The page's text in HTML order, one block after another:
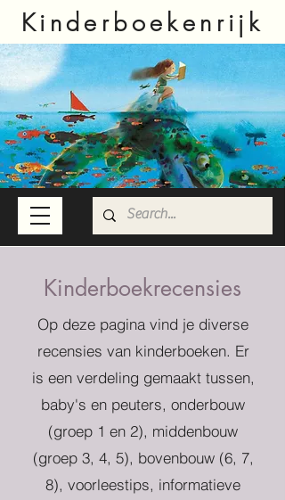
Kinderboekenrijk
Kinderboekrecensies
Op deze pagina vind je diverse
recensies van kinderboeken. Er
is een verdeling gemaakt tussen,
baby's en peuters, onderbouw
(groep 1 en 2), middenbouw
(groep 3, 4, 5), bovenbouw (6, 7,
8), voorleestips, informatieve